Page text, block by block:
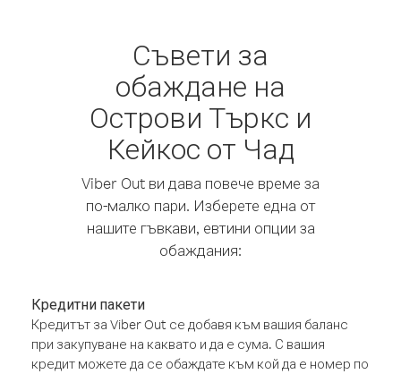
Съвети за
обаждане на
Острови Търкс и
Кейкос от Чад
Viber Out ви дава повече време за
по-малко пари. Изберете една от
нашите гъвкави, евтини опции за
обаждания:
Кредитни пакети
Кредитът за Viber Out се добавя към вашия баланс
при закупуване на каквато и да е сума. С вашия
кредит можете да се обаждате към кой да е номер по